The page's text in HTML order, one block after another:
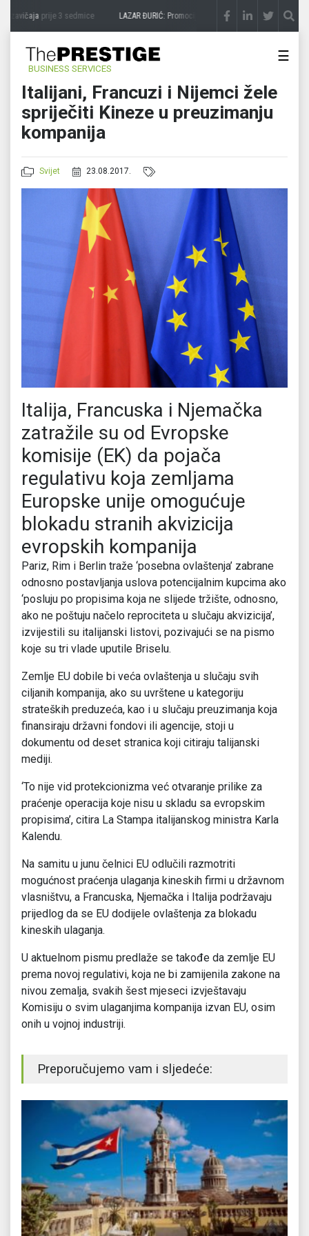
zavičajaprije 3 sedmice LAZAR ĐURIĆ: Promocija potencijal pretvara u destinaciju
BUSINESS SERVICES
☰
Italijani, Francuzi i Nijemci žele
spriječiti Kineze u preuzimanju
kompanija
Svijet 23.08.2017.
Italija, Francuska i Njemačka
zatražile su od Evropske
komisije (EK) da pojača
regulativu koja zemljama
Europske unije omogućuje
blokadu stranih akvizicija
evropskih kompanija
Pariz, Rim i Berlin traže ‘posebna ovlaštenja’ zabrane
odnosno postavljanja uslova potencijalnim kupcima ako
‘posluju po propisima koja ne slijede tržište, odnosno,
ako ne poštuju načelo reprociteta u slučaju akvizicija’,
izvijestili su italijanski listovi, pozivajući se na pismo
koje su tri vlade uputile Briselu.
Zemlje EU dobile bi veća ovlaštenja u slučaju svih
ciljanih kompanija, ako su uvrštene u kategoriju
strateških preduzeća, kao i u slučaju preuzimanja koja
finansiraju državni fondovi ili agencije, stoji u
dokumentu od deset stranica koji citiraju talijanski
mediji.
‘To nije vid protekcionizma već otvaranje prilike za
praćenje operacija koje nisu u skladu sa evropskim
propisima’, citira La Stampa italijanskog ministra Karla
Kalendu.
Na samitu u junu čelnici EU odlučili razmotriti
mogućnost praćenja ulaganja kineskih firmi u državnom
vlasništvu, a Francuska, Njemačka i Italija podržavaju
prijedlog da se EU dodijele ovlaštenja za blokadu
kineskih ulaganja.
U aktuelnom pismu predlaže se takođe da zemlje EU
prema novoj regulativi, koja ne bi zamijenila zakone na
nivou zemalja, svakih šest mjeseci izvještavaju
Komisiju o svim ulaganjima kompanija izvan EU, osim
onih u vojnoj industriji.
Preporučujemo vam i sljedeće: